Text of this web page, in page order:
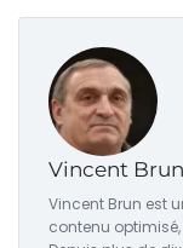
Vincent Brun
Vincent Brun est
contenu